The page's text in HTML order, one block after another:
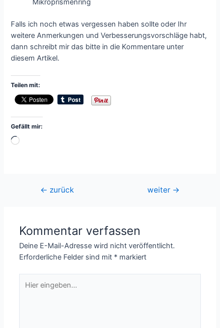
Mikroprismenring
Falls ich noch etwas vergessen haben sollte oder Ihr
weitere Anmerkungen und Verbesserungsvorschläge habt,
dann schreibt mir das bitte in die Kommentare unter
diesem Artikel.
Teilen mit:
Gefällt mir:
Wird
Beitragsnavigation
← zurück weiter →
Kommentar verfassen
Deine E-Mail-Adresse wird nicht veröffentlicht.
Erforderliche Felder sind mit * markiert
eingeben…